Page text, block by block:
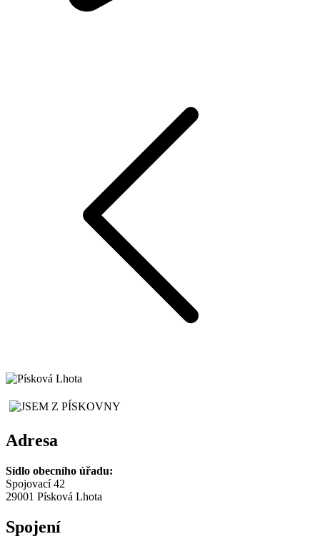
Adresa
Sídlo obecního úřadu:
Spojovací 42
29001 Písková Lhota
Spojení